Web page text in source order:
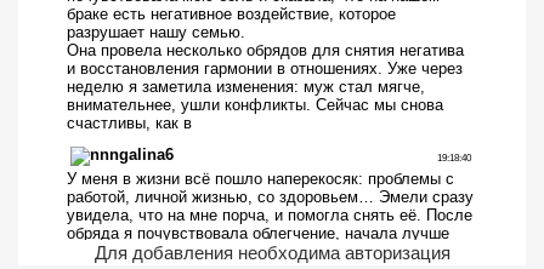
Для добавления необходима авторизация